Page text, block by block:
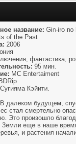
название: Gin-iro no
of the Past
2006
фантастика,
95 мин.
MC Entertaiment
BDRip
Сугияма Кэйити.
В далеком будущем,
стал смертельно
Это произошло
Земли еще в наше
и растения